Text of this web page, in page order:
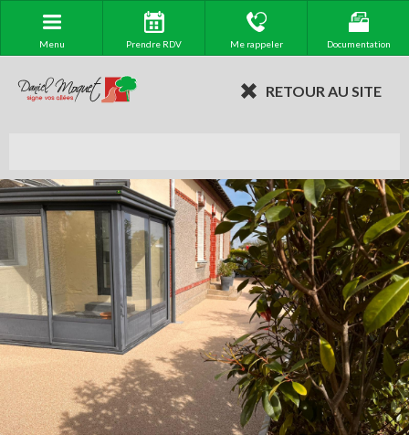
Menu Prendre RDV Me rappeler Documentation
RETOUR AU SITE